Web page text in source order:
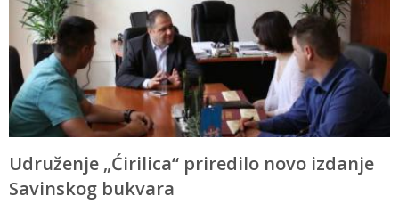
Udruženje „Ćirilica“ priredilo novo izdanje
Savinskog bukvara